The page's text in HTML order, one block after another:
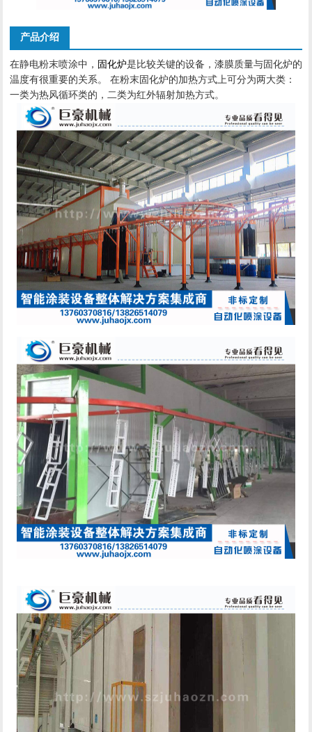
产品介绍
在静电粉末喷涂中， 固化炉是比较关键的设备，漆膜质量与固化炉的
温度有很重要的关系。 在粉末固化炉的加热方式上可分为两大类：
一类为热风循环类的，二类为红外辐射加热方式。